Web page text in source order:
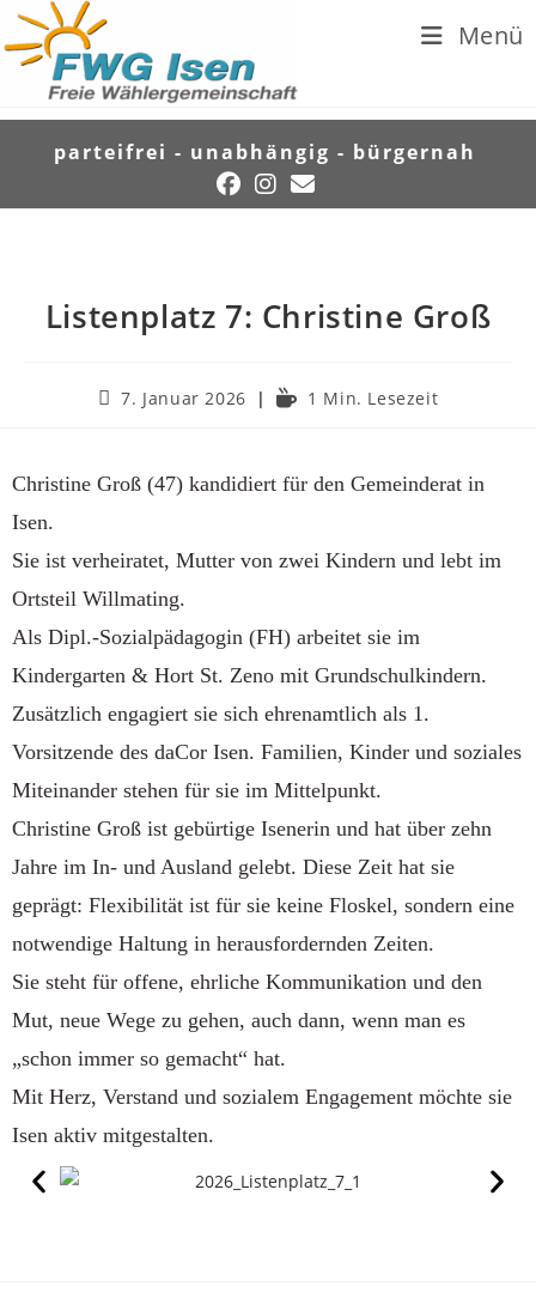
parteifrei - unabhängig - bürgernah
Menü
Listenplatz 7: Christine Groß
7. Januar 2026 1 Min. Lesezeit
Christine Groß (47) kandidiert für den Gemeinderat in
Isen.
Sie ist verheiratet, Mutter von zwei Kindern und lebt im
Ortsteil Willmating.
Als Dipl.-Sozialpädagogin (FH) arbeitet sie im
Kindergarten & Hort St. Zeno mit Grundschulkindern.
Zusätzlich engagiert sie sich ehrenamtlich als 1.
Vorsitzende des daCor Isen. Familien, Kinder und soziales
Miteinander stehen für sie im Mittelpunkt.
Christine Groß ist gebürtige Isenerin und hat über zehn
Jahre im In- und Ausland gelebt. Diese Zeit hat sie
geprägt: Flexibilität ist für sie keine Floskel, sondern eine
notwendige Haltung in herausfordernden Zeiten.
Sie steht für offene, ehrliche Kommunikation und den
Mut, neue Wege zu gehen, auch dann, wenn man es
„schon immer so gemacht“ hat.
Mit Herz, Verstand und sozialem Engagement möchte sie
Isen aktiv mitgestalten.